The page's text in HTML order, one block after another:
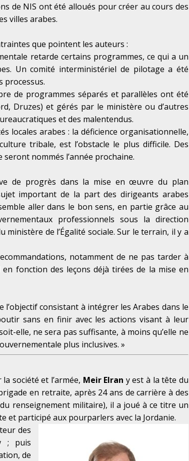
de NIS ont été alloués pour créer au cours des
les villes arabes.
que pointent les auteurs :
retarde certains programmes, ce qui a un
Un comité interministériel de pilotage a été
processus.
de programmes séparés et parallèles ont été
Druzes) et gérés par le ministère ou d’autres
et des malentendus.
locales arabes : la déficience organisationnelle,
tribale, est l’obstacle le plus difficile. Des
nommés l’année prochaine.
de progrès dans la mise en œuvre du plan
important de la part des dirigeants arabes
aller dans le bon sens, en partie grâce au
professionnels sous la direction
de l’Égalité sociale. Sur le terrain, il y a
notamment de ne pas tarder à
fonction des leçons déjà tirées de la mise en
l’objectif consistant à intégrer les Arabes dans le
sans en finir avec les actions visant à leur
elle, ne sera pas suffisante, à moins qu’elle ne
plus inclusives. »
société et l’armée, Meir Elran y est à la tête du
en retraite, après 24 ans de carrière à des
renseignement militaire), il a joué à ce titre un
et participé aux pourparlers avec la Jordanie.
des
; puis
de